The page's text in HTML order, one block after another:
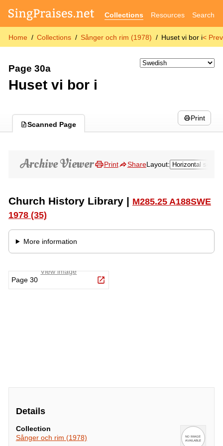
Collections Resources Search
Home Collections Sånger och rim (1978) Huset vi bor i<
Page 30a
Huset vi bor i
Scanned Page
Print
Details
Collection
Sånger och rim (1978)